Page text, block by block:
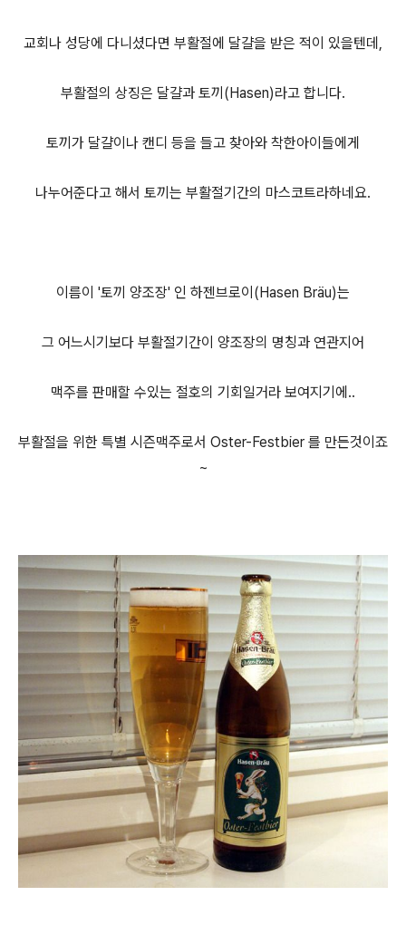
교회나 성당에 다니셨다면 부활절에 달걀을 받은 적이 있을텐데,
부활절의 상징은 달걀과 토끼(Hasen)라고 합니다.
토끼가 달걀이나 캔디 등을 들고 찾아와 착한아이들에게
나누어준다고 해서 토끼는 부활절기간의 마스코트라하네요.
이름이 '토끼 양조장' 인 하젠브로이(Hasen Bräu)는
그 어느시기보다 부활절기간이 양조장의 명칭과 연관지어
맥주를 판매할 수있는 절호의 기회일거라 보여지기에..
부활절을 위한 특별 시즌맥주로서 Oster-Festbier 를 만든것이죠
~